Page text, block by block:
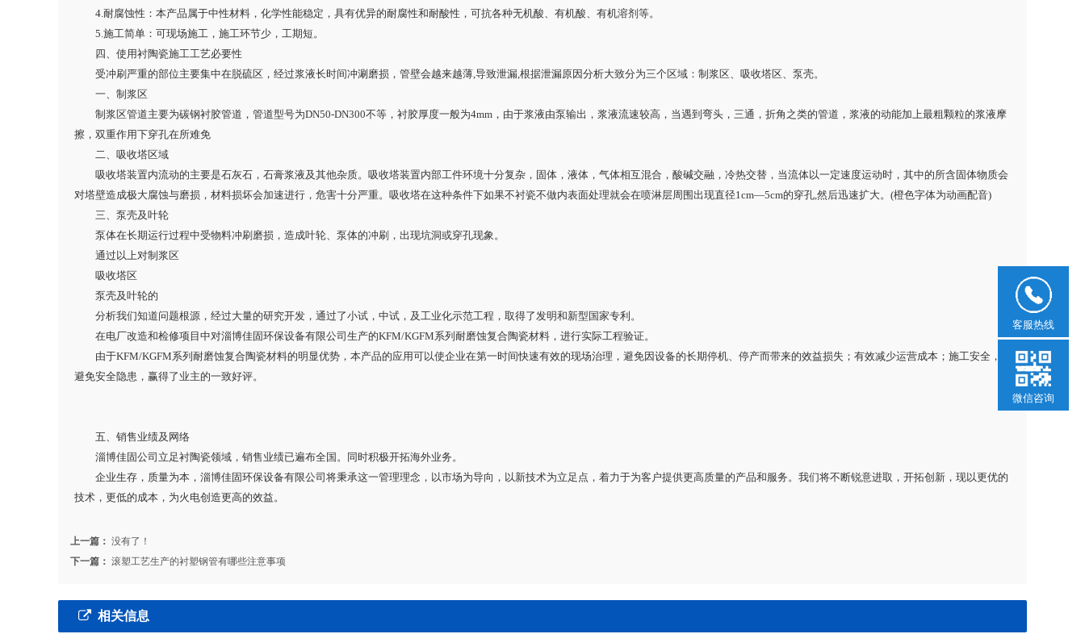
4.耐腐蚀性：本产品属于中性材料，化学性能稳定，具有优异的耐腐性和耐酸性，可抗各种无机酸、有机酸、有机溶剂等。
5.施工简单：可现场施工，施工环节少，工期短。
四、使用衬陶瓷施工工艺必要性
受冲刷严重的部位主要集中在脱硫区，经过浆液长时间冲涮磨损，管壁会越来越薄,导致泄漏,根据泄漏原因分析大致分为三个区域：制浆区、吸收塔区、泵壳。
一、制浆区
制浆区管道主要为碳钢衬胶管道，管道型号为DN50-DN300不等，衬胶厚度一般为4mm，由于浆液由泵输出，浆液流速较高，当遇到弯头，三通，折角之类的管道，浆液的动能加上最粗颗粒的浆液摩
擦，双重作用下穿孔在所难免
二、吸收塔区域
吸收塔装置内流动的主要是石灰石，石膏浆液及其他杂质。吸收塔装置内部工件环境十分复杂，固体，液体，气体相互混合，酸碱交融，冷热交替，当流体以一定速度运动时，其中的所含固体物质会
对塔壁造成极大腐蚀与磨损，材料损坏会加速进行，危害十分严重。吸收塔在这种条件下如果不衬瓷不做内表面处理就会在喷淋层周围出现直径1cm—5cm的穿孔,然后迅速扩大。(橙色字体为动画配音)
三、泵壳及叶轮
泵体在长期运行过程中受物料冲刷磨损，造成叶轮、泵体的冲刷，出现坑洞或穿孔现象。
通过以上对制浆区
吸收塔区
泵壳及叶轮的
分析我们知道问题根源，经过大量的研究开发，通过了小试，中试，及工业化示范工程，取得了发明和新型国家专利。
在电厂改造和检修项目中对淄博佳固环保设备有限公司生产的KFM/KGFM系列耐磨蚀复合陶瓷材料，进行实际工程验证。
由于KFM/KGFM系列耐磨蚀复合陶瓷材料的明显优势，本产品的应用可以使企业在第一时间快速有效的现场治理，避免因设备的长期停机、停产而带来的效益损失；有效减少运营成本；施工安全，
避免安全隐患，赢得了业主的一致好评。
五、销售业绩及网络
淄博佳固公司立足衬陶瓷领域，销售业绩已遍布全国。同时积极开拓海外业务。
企业生存，质量为本，淄博佳固环保设备有限公司将秉承这一管理理念，以市场为导向，以新技术为立足点，着力于为客户提供更高质量的产品和服务。我们将不断锐意进取，开拓创新，现以更优的
技术，更低的成本，为火电创造更高的效益。
上一篇： 没有了！
下一篇： 滚塑工艺生产的衬塑钢管有哪些注意事项
相关信息
客服热线
微信咨询